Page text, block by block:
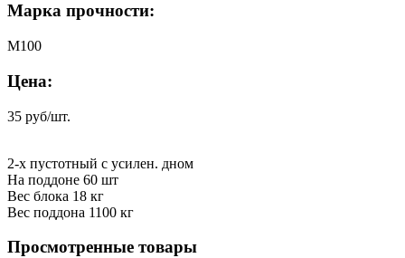
Марка прочности:
М100
Цена:
35 руб/шт.
2-х пустотный с усилен. дном
На поддоне 60 шт
Вес блока 18 кг
Вес поддона 1100 кг
Просмотренные товары